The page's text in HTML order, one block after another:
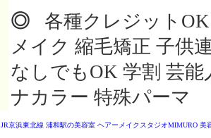
◎ 各種クレジット
メイク 縮毛矯正 子供
なしでもOK 学割 芸
ナカラー 特殊パーマ
JR京浜東北線 浦和駅の美容室 ヘアーメイクスタジオMIMURO 美